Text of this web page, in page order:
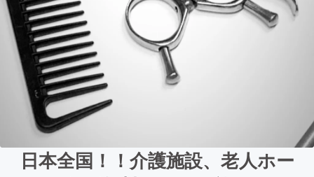
日本全国！！介護施設、老人ホー